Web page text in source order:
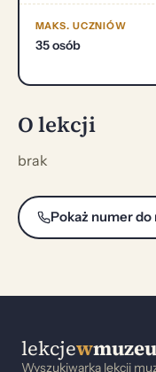
MAKS. UCZNIÓW
35 osób
O lekcji
brak
Pokaż numer do
lekcjew
Wyszukiwarka lekcji